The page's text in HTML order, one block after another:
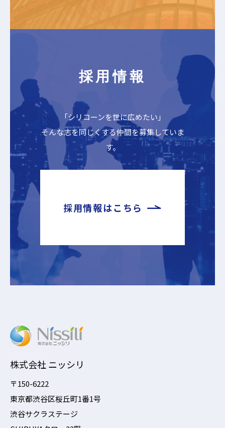
採用情報
「シリコーンを世に広めたい」
そんな志を同じくする仲間を募集していま
す。
採用情報はこちら
株式会社 ニッシリ
〒150-6222
東京都渋谷区桜丘町1番1号
渋谷サクラステージ